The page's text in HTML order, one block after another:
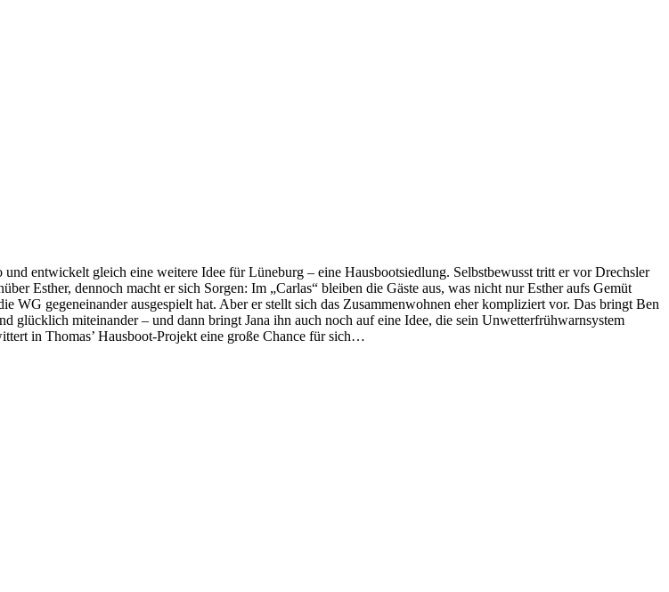
entwickelt gleich eine weitere Idee für Lüneburg – eine Hausbootsiedlung. Selbstbewusst tritt er vor Drechsler
Esther, dennoch macht er sich Sorgen: Im „Carlas“ bleiben die Gäste aus, was nicht nur Esther aufs Gemüt
gegeneinander ausgespielt hat. Aber er stellt sich das Zusammenwohnen eher kompliziert vor. Das bringt Ben
glücklich miteinander – und dann bringt Jana ihn auch noch auf eine Idee, die sein Unwetterfrühwarnsystem
in Thomas’ Hausboot-Projekt eine große Chance für sich…